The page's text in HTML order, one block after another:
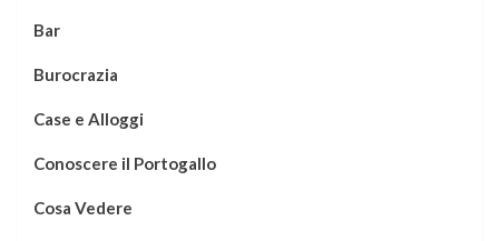
Bar
Burocrazia
Case e Alloggi
Conoscere il Portogallo
Cosa Vedere